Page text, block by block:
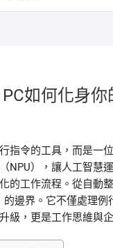
如何化身
指令的工具，而是一
NPU），讓人工智慧
的工作流程。從自動
邊界。它不僅處理
級，更是工作思維與